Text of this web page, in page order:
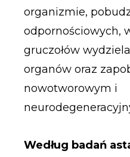
organizmie,
odpornościowych,
gruczołów
organów oraz
nowotworowym i
Według badań